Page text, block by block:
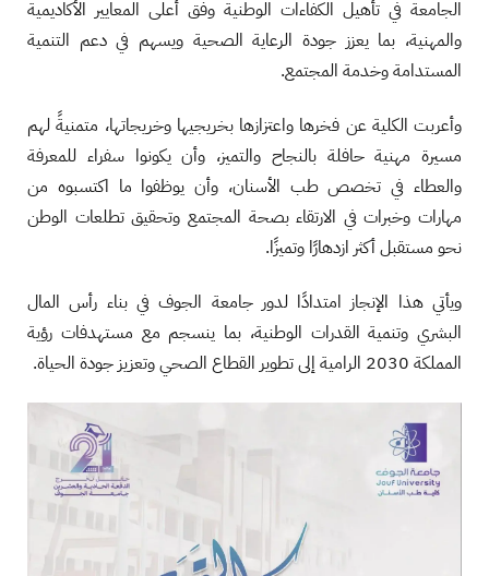
الجامعة في تأهيل الكفاءات الوطنية وفق أعلى المعايير الأكاديمية
والمهنية، بما يعزز جودة الرعاية الصحية ويسهم في دعم التنمية
المستدامة وخدمة المجتمع.
وأعربت الكلية عن فخرها واعتزازها بخريجيها وخريجاتها، متمنيةً لهم
مسيرة مهنية حافلة بالنجاح والتميز، وأن يكونوا سفراء للمعرفة
والعطاء في تخصص طب الأسنان، وأن يوظفوا ما اكتسبوه من
مهارات وخبرات في الارتقاء بصحة المجتمع وتحقيق تطلعات الوطن
نحو مستقبل أكثر ازدهارًا وتميزًا.
ويأتي هذا الإنجاز امتدادًا لدور جامعة الجوف في بناء رأس المال
البشري وتنمية القدرات الوطنية، بما ينسجم مع مستهدفات رؤية
المملكة 2030 الرامية إلى تطوير القطاع الصحي وتعزيز جودة الحياة.